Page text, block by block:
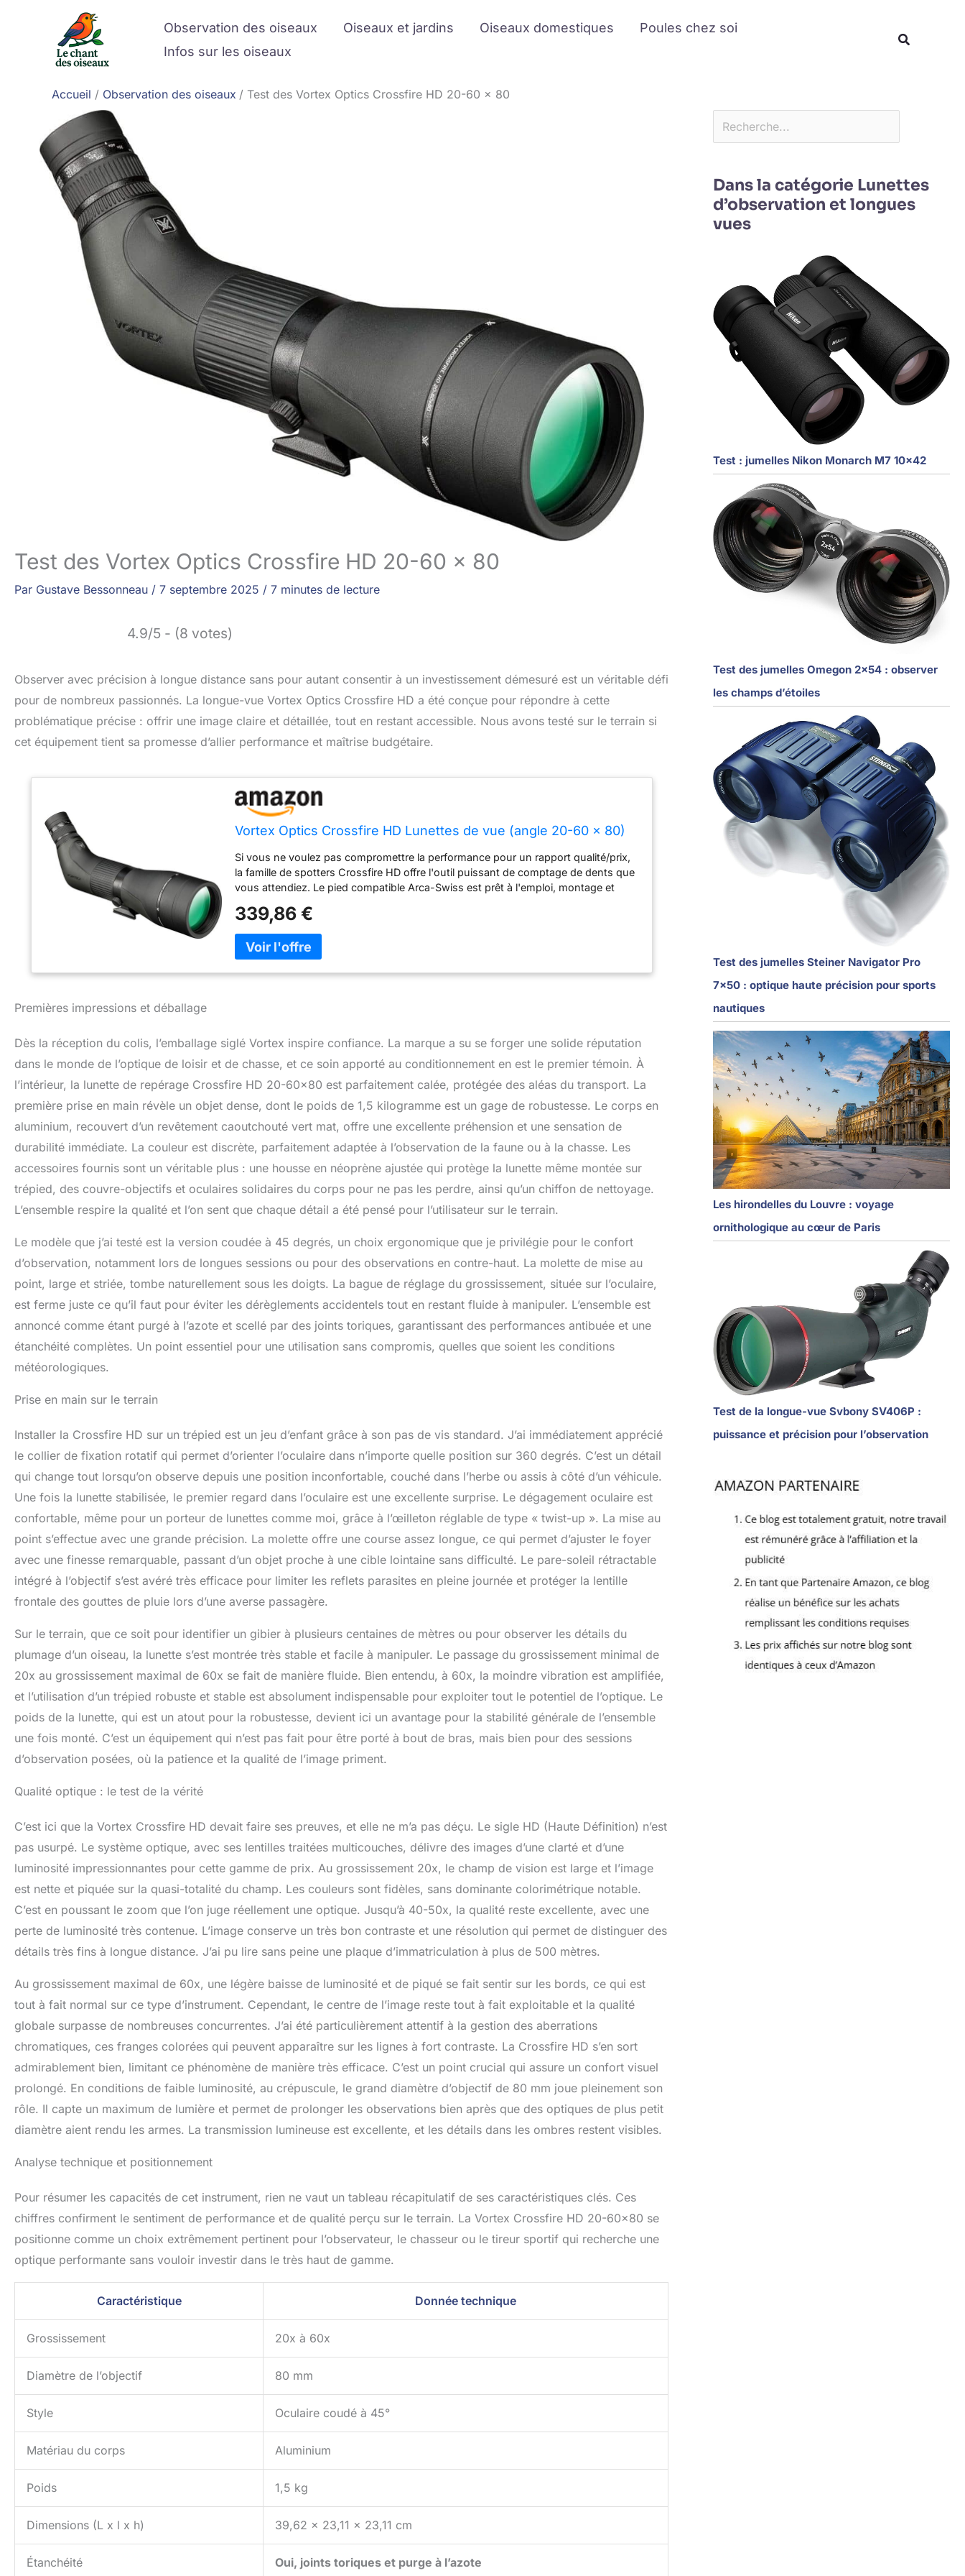
Observation des oiseaux Oiseaux et jardins Oiseaux domestiques
Poules chez soi
Infos sur les oiseaux
Accueil Observation des oiseaux Test des Vortex Optics Crossfire HD 20-60 x 80
Test des Vortex Optics Crossfire HD 20-60 x 80
Par Gustave Bessonneau / 7 septembre 2025 / 7 minutes de lecture
4.9/5 - (8 votes)
Observer avec précision à longue distance sans pour autant consentir à un investissement démesuré est un véritable défi
pour de nombreux passionnés. La longue-vue Vortex Optics Crossfire HD a été conçue pour répondre à cette
problématique précise : offrir une image claire et détaillée, tout en restant accessible. Nous avons testé sur le terrain si
cet équipement tient sa promesse d’allier performance et maîtrise budgétaire.
Vortex Optics Crossfire HD Lunettes de vue (angle 20-60 x 80)
Si vous ne voulez pas compromettre la performance pour un rapport qualité/prix,
la famille de spotters Crossfire HD offre l'outil puissant de comptage de dents que
vous attendiez. Le pied compatible Arca-Swiss est prêt à l'emploi, montage et
certains éléments en verre pour offrir une résolution exceptionnelle, couper
l'aberration chromatique et fournir une fidélité des couleurs, une netteté bord à
bord et une transmission de la lumière exceptionnelles. Les revêtements antireflets
sur toutes les surfaces air-verre offrent une meilleure transmission de la lumière
pour une plus grande clarté et des performances en faible luminosité. Le large
confortable avec ou sans lunettes. Un pare-soleil intégré sur les modèles de 65
mm et 80 mm réduit l'éblouissement et protège l'objectif de la pluie et de la neige.
Résistant aux chocs, Crossfire HD dispose d'une armure en caoutchouc qui
améliore à la fois la durabilité et la prise en main pour l'utilisateur. Purgés à l'azote,
ces spotters offrent une performance imperméable et antibuée. Couvert par notre
garantie VIP illimitée, inconditionnelle, à vie. Une promesse entièrement
transférable de réparer ou de remplacer votre article s'il devient
endommagé/défectueux. Ne couvre pas la perte, le vol, les dommages délibérés
339,86 €
Premières impressions et déballage
Dès la réception du colis, l’emballage siglé Vortex inspire confiance. La marque a su se forger une solide réputation
dans le monde de l’optique de loisir et de chasse, et ce soin apporté au conditionnement en est le premier témoin. À
l’intérieur, la lunette de repérage Crossfire HD 20-60×80 est parfaitement calée, protégée des aléas du transport. La
première prise en main révèle un objet dense, dont le poids de 1,5 kilogramme est un gage de robustesse. Le corps en
aluminium, recouvert d’un revêtement caoutchouté vert mat, offre une excellente préhension et une sensation de
durabilité immédiate. La couleur est discrète, parfaitement adaptée à l’observation de la faune ou à la chasse. Les
accessoires fournis sont un véritable plus : une housse en néoprène ajustée qui protège la lunette même montée sur
trépied, des couvre-objectifs et oculaires solidaires du corps pour ne pas les perdre, ainsi qu’un chiffon de nettoyage.
L’ensemble respire la qualité et l’on sent que chaque détail a été pensé pour l’utilisateur sur le terrain.
Le modèle que j’ai testé est la version coudée à 45 degrés, un choix ergonomique que je privilégie pour le confort
d’observation, notamment lors de longues sessions ou pour des observations en contre-haut. La molette de mise au
point, large et striée, tombe naturellement sous les doigts. La bague de réglage du grossissement, située sur l’oculaire,
est ferme juste ce qu’il faut pour éviter les dérèglements accidentels tout en restant fluide à manipuler. L’ensemble est
annoncé comme étant purgé à l’azote et scellé par des joints toriques, garantissant des performances antibuée et une
étanchéité complètes. Un point essentiel pour une utilisation sans compromis, quelles que soient les conditions
météorologiques.
Prise en main sur le terrain
Installer la Crossfire HD sur un trépied est un jeu d’enfant grâce à son pas de vis standard. J’ai immédiatement apprécié
le collier de fixation rotatif qui permet d’orienter l’oculaire dans n’importe quelle position sur 360 degrés. C’est un détail
qui change tout lorsqu’on observe depuis une position inconfortable, couché dans l’herbe ou assis à côté d’un véhicule.
Une fois la lunette stabilisée, le premier regard dans l’oculaire est une excellente surprise. Le dégagement oculaire est
confortable, même pour un porteur de lunettes comme moi, grâce à l’œilleton réglable de type « twist-up ». La mise au
point s’effectue avec une grande précision. La molette offre une course assez longue, ce qui permet d’ajuster le foyer
avec une finesse remarquable, passant d’un objet proche à une cible lointaine sans difficulté. Le pare-soleil rétractable
intégré à l’objectif s’est avéré très efficace pour limiter les reflets parasites en pleine journée et protéger la lentille
frontale des gouttes de pluie lors d’une averse passagère.
Sur le terrain, que ce soit pour identifier un gibier à plusieurs centaines de mètres ou pour observer les détails du
plumage d’un oiseau, la lunette s’est montrée très stable et facile à manipuler. Le passage du grossissement minimal de
20x au grossissement maximal de 60x se fait de manière fluide. Bien entendu, à 60x, la moindre vibration est amplifiée,
et l’utilisation d’un trépied robuste et stable est absolument indispensable pour exploiter tout le potentiel de l’optique. Le
poids de la lunette, qui est un atout pour la robustesse, devient ici un avantage pour la stabilité générale de l’ensemble
une fois monté. C’est un équipement qui n’est pas fait pour être porté à bout de bras, mais bien pour des sessions
d’observation posées, où la patience et la qualité de l’image priment.
Qualité optique : le test de la vérité
C’est ici que la Vortex Crossfire HD devait faire ses preuves, et elle ne m’a pas déçu. Le sigle HD (Haute Définition) n’est
pas usurpé. Le système optique, avec ses lentilles traitées multicouches, délivre des images d’une clarté et d’une
luminosité impressionnantes pour cette gamme de prix. Au grossissement 20x, le champ de vision est large et l’image
est nette et piquée sur la quasi-totalité du champ. Les couleurs sont fidèles, sans dominante colorimétrique notable.
C’est en poussant le zoom que l’on juge réellement une optique. Jusqu’à 40-50x, la qualité reste excellente, avec une
perte de luminosité très contenue. L’image conserve un très bon contraste et une résolution qui permet de distinguer des
détails très fins à longue distance. J’ai pu lire sans peine une plaque d’immatriculation à plus de 500 mètres.
Au grossissement maximal de 60x, une légère baisse de luminosité et de piqué se fait sentir sur les bords, ce qui est
tout à fait normal sur ce type d’instrument. Cependant, le centre de l’image reste tout à fait exploitable et la qualité
globale surpasse de nombreuses concurrentes. J’ai été particulièrement attentif à la gestion des aberrations
chromatiques, ces franges colorées qui peuvent apparaître sur les lignes à fort contraste. La Crossfire HD s’en sort
admirablement bien, limitant ce phénomène de manière très efficace. C’est un point crucial qui assure un confort visuel
prolongé. En conditions de faible luminosité, au crépuscule, le grand diamètre d’objectif de 80 mm joue pleinement son
rôle. Il capte un maximum de lumière et permet de prolonger les observations bien après que des optiques de plus petit
diamètre aient rendu les armes. La transmission lumineuse est excellente, et les détails dans les ombres restent visibles.
Analyse technique et positionnement
Pour résumer les capacités de cet instrument, rien ne vaut un tableau récapitulatif de ses caractéristiques clés. Ces
chiffres confirment le sentiment de performance et de qualité perçu sur le terrain. La Vortex Crossfire HD 20-60×80 se
positionne comme un choix extrêmement pertinent pour l’observateur, le chasseur ou le tireur sportif qui recherche une
optique performante sans vouloir investir dans le très haut de gamme.
Caractéristique Donnée technique
Grossissement 20x à 60x
Diamètre de l’objectif 80 mm
Style Oculaire coudé à 45°
Matériau du corps Aluminium
Poids 1,5 kg
Dimensions (L x l x h) 39,62 x 23,11 x 23,11 cm
Étanchéité Oui, joints toriques et purge à l’azote
Dans la catégorie Lunettes
d’observation et longues
vues
Test : jumelles Nikon Monarch M7 10×42
Test des jumelles Omegon 2×54 : observer
les champs d’étoiles
Test des jumelles Steiner Navigator Pro
7×50 : optique haute précision pour sports
nautiques
Les hirondelles du Louvre : voyage
ornithologique au cœur de Paris
Test de la longue-vue Svbony SV406P :
puissance et précision pour l’observation